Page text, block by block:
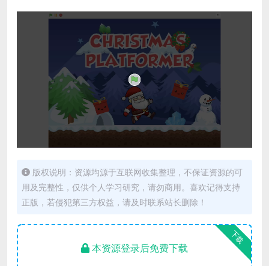
版权说明：资源均源于互联网收集整理，不保证资源的可
用及完整性，仅供个人学习研究，请勿商用。喜欢记得支持
正版，若侵犯第三方权益，请及时联系站长删除！
下载
本资源登录后免费下载